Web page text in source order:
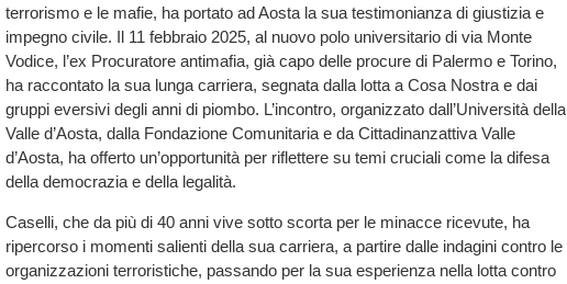
terrorismo e le mafie, ha portato ad Aosta la sua testimonianza di giustizia e
impegno civile. Il 11 febbraio 2025, al nuovo polo universitario di via Monte
Vodice, l’ex Procuratore antimafia, già capo delle procure di Palermo e Torino,
ha raccontato la sua lunga carriera, segnata dalla lotta a Cosa Nostra e dai
gruppi eversivi degli anni di piombo. L’incontro, organizzato dall’Università della
Valle d’Aosta, dalla Fondazione Comunitaria e da Cittadinanzattiva Valle
d’Aosta, ha offerto un’opportunità per riflettere su temi cruciali come la difesa
della democrazia e della legalità.
Caselli, che da più di 40 anni vive sotto scorta per le minacce ricevute, ha
ripercorso i momenti salienti della sua carriera, a partire dalle indagini contro le
organizzazioni terroristiche, passando per la sua esperienza nella lotta contro